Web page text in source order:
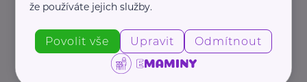
BikeUp s.r.o.
Zjistili jsme, že kupovat dětské kolo pořád dokola
nedává smysl. Tak jsme to začali řešit jinak
že používáte jejich služby.
Povolit vše Upravit Odmítnout